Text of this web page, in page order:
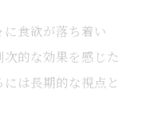
食欲が落ち着い
的な効果を感じた
は長期的な視点と